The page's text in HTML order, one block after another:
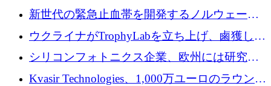
億ユーロの防衛および二重用途成長基金EDM
を開始、ヨーロッパのシリコンフォトニクス
に警告
新世代の緊急止血帯を開発するノルウェーの
スタートアップ企業を紹介する
ウクライナがTrophyLabを立ち上げ、鹵獲した
ロシア兵器を戦場の研究開発プラットフォー
ムに変える
シリコンフォトニクス企業、欧州には研究を
商業的に成功させるためのインフラが不足し
Kvasir Technologies、1,000万ユーロのラウンド